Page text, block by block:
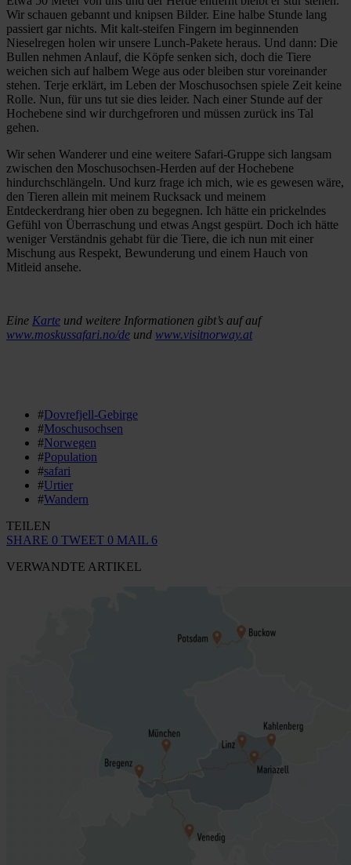
Wir schauen gebannt und knipsen Bilder. Eine halbe Stunde lang
passiert gar nichts. Mit kalt-steifen Fingern im beginnenden
Nieselregen holen wir unsere Lunch-Pakete heraus. Und dann: Die
Bullen nehmen Anlauf, die Köpfe senken sich, doch die Tiere
weichen sich auf halbem Wege aus oder bleiben stur voreinander
stehen. Terje erklärt, im Leben der Moschusochsen spiele Zeit keine
Rolle. Nun, für uns tut sie dies leider. Nach einer Stunde auf der
Hochebene sind wir durchgefroren und müssen zurück ins Tal
gehen.
Wir sehen Wanderer und eine weitere Safari-Gruppe sich langsam
zwischen den Moschusochsen-Herden auf der Hochebene
hindurchschlängeln. Und kurz frage ich mich, wie es gewesen wäre,
den Tieren allein mit meinem Rucksack und meinem
Entdeckerdrang hier oben zu begegnen. Ich hätte ein prickelndes
Gefühl von Überraschung und etwas Angst gespürt. Doch ich hätte
weniger Verständnis gehabt für die Tiere, die ich nun mit einer
Mischung aus Respekt, Bewunderung und einem Hauch von
Mitleid ansehe.
Eine Karte und weitere Informationen gibt’s auf auf
www.moskussafari.no/de und www.visitnorway.at
#Dovrefjell-Gebirge
#Moschusochsen
#Norwegen
#Population
#safari
#Urtier
#Wandern
TEILEN
SHARE 0 TWEET 0 MAIL 6
VERWANDTE ARTIKEL